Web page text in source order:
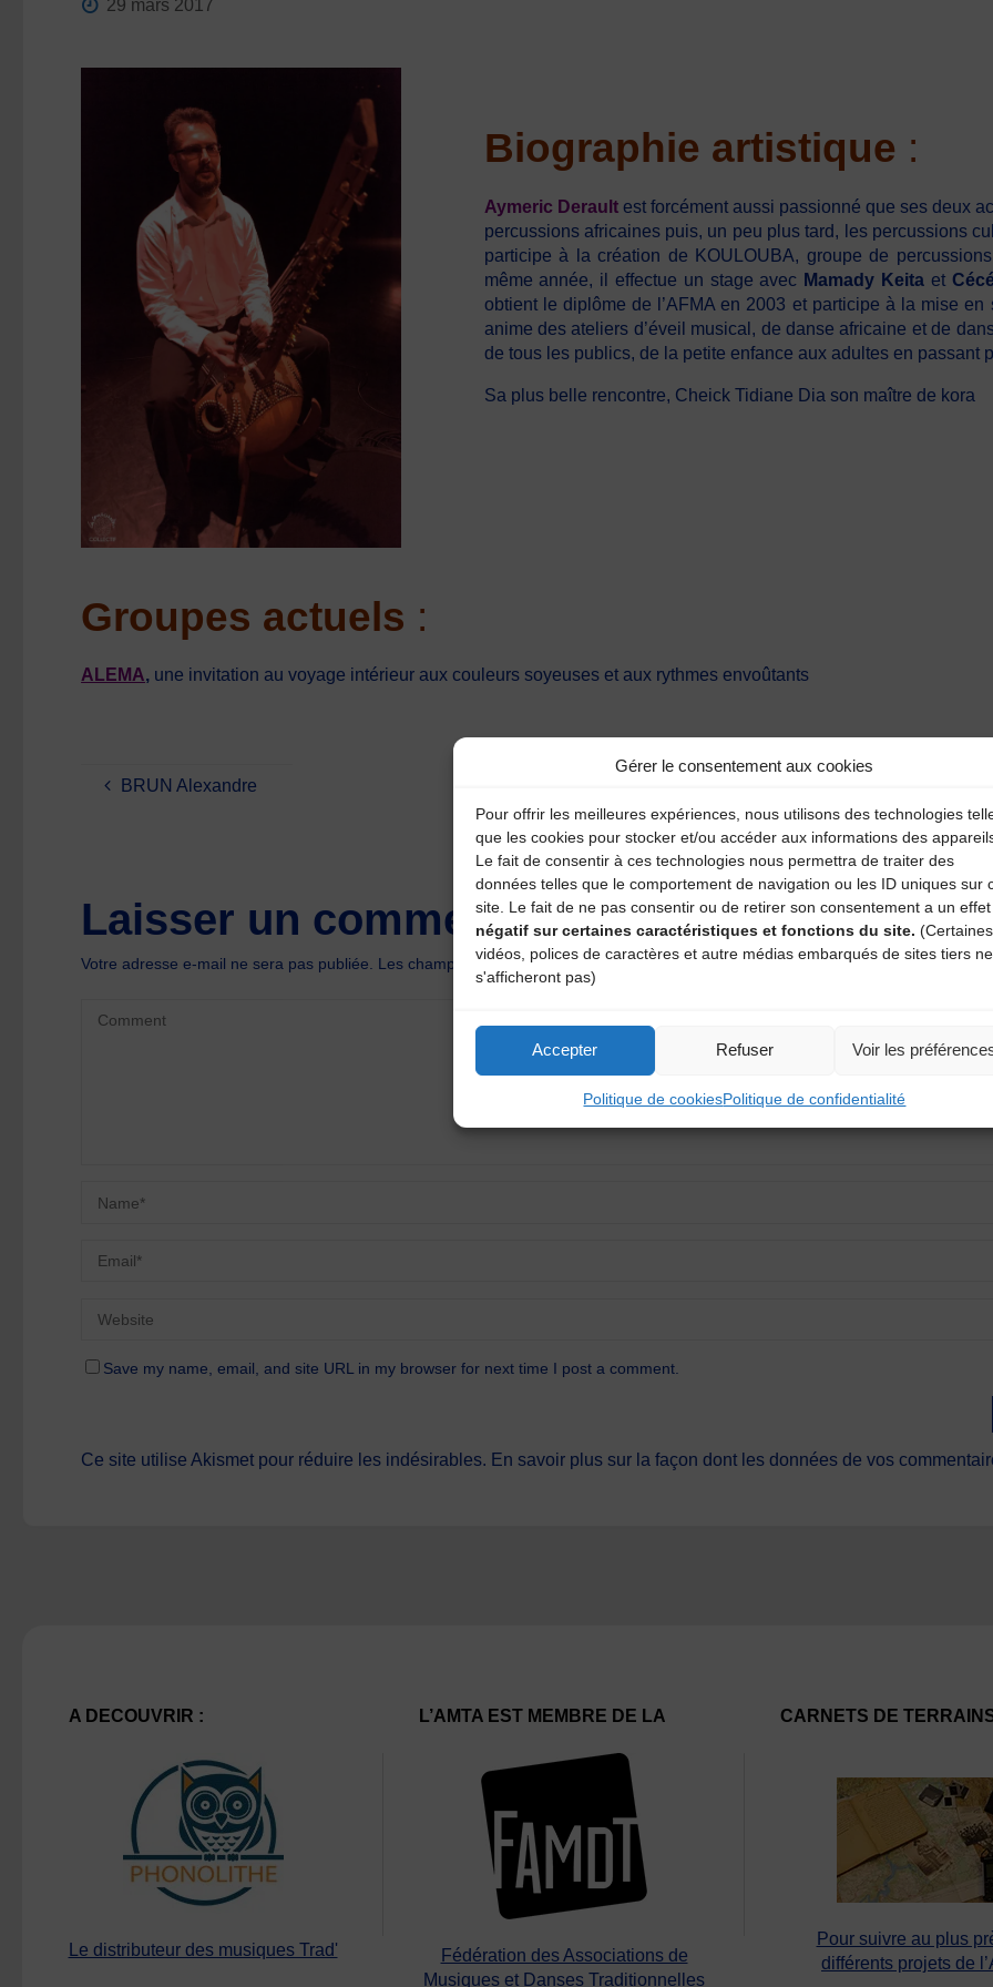
Gérer le consentement aux cookies
Pour offrir les meilleures expériences, nous utilisons des technologies
que les cookies pour stocker et/ou accéder aux informations des
Le fait de consentir à ces technologies nous permettra de traiter des
données telles que le comportement de navigation ou les ID uniques sur
site. Le fait de ne pas consentir ou de retirer son consentement a un effet
négatif sur certaines caractéristiques et fonctions du site. (Certaines
vidéos, polices de caractères et autre médias embarqués de sites tiers ne
s'afficheront pas)
Accepter Refuser Voir les
Politique de cookiesPolitique de confidentialité
29 mars 2017
Biographie artistique :
Aymeric Deraultest forcément aussi passionné que ses deux
percussions africaines puis, un peu plus tard, les percussions
participe à la création de KOULOUBA, groupe de
même année, il effectue un stage avec Mamady Keita et
obtient le diplôme de l’AFMA en 2003 et participe à la mise
anime des ateliers d’éveil musical, de danse africaine et de
de tous les publics, de la petite enfance aux adultes en passant
Sa plus belle rencontre, Cheick Tidiane Dia son maître de kora
Groupes actuels :
ALEMA, une invitation au voyage intérieur aux couleurs soyeuses et aux rythmes envoûtants
BRUN Alexandre
Laisser un commentaire
Votre adresse e-mail ne sera pas publiée. Les champs obligatoires sont indiqués avec*
Save my name, email, and site URL in my browser for next time I post a comment.
Ce site utilise Akismet pour réduire les indésirables. En savoir plus sur la façon dont les données de vos
A DECOUVRIR :
Le distributeur des musiques Trad'
L’AMTA EST MEMBRE DE LA
Fédération des Associations de
Musiques et Danses Traditionnelles
CARNETS DE
Pour suivre au plus
différents projets de